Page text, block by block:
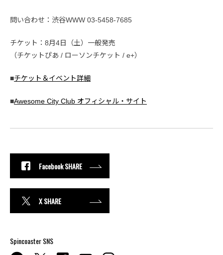
問い合わせ：渋谷WWW 03-5458-7685
チケット：8月4日（土）一般発売
（チケットぴあ / ローソンチケット / e+）
■チケット＆イベント詳細
■Awesome City Club オフィシャル・サイト
Facebook SHARE
X SHARE
Spincoaster SNS